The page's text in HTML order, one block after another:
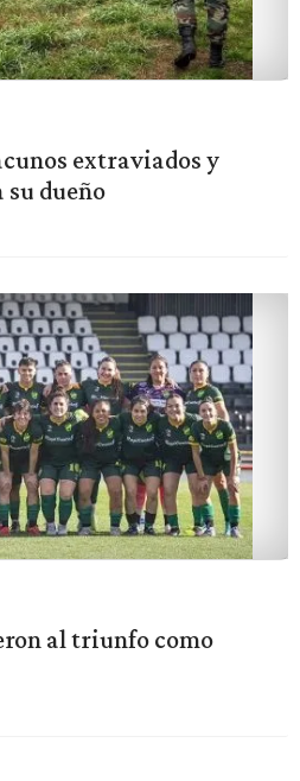
extraviados y
dueño
al triunfo como